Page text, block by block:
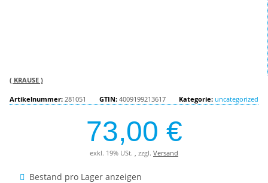
( KRAUSE )
Artikelnummer: 281051 GTIN: 4009199213617 Kategorie: uncategorized
73,00 €
exkl. 19% USt. , zzgl. Versand
Bestand pro Lager anzeigen